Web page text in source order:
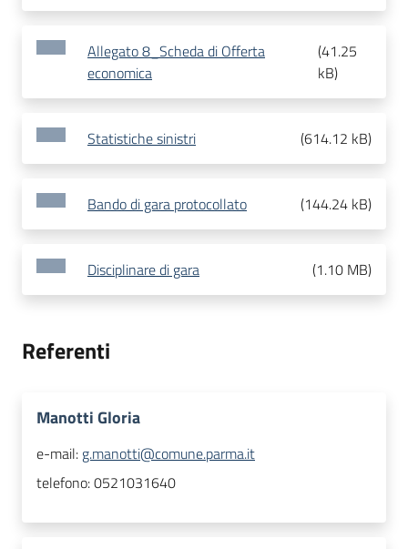
Allegato 8_Scheda di Offerta
economica
(41.25
kB)
Statistiche sinistri (614.12 kB)
Bando di gara protocollato (144.24 kB)
Disciplinare di gara (1.10 MB)
Referenti
Manotti Gloria
e-mail: g.manotti@comune.parma.it
telefono:0521031640